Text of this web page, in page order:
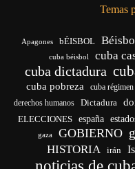
Temas
Apagones bÉISBOL
cuba béisbol cuba
cuba dictadura
cuba pobreza cuba régimen
derechos humanos Dictadura
ELECCIONES españa
gaza GOBIERNO
HISTORIA irán